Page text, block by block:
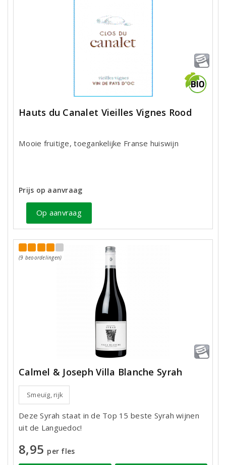
Hauts du Canalet Vieilles Vignes Rood
Mooie fruitige, toegankelijke Franse huiswijn
Prijs op aanvraag
Op aanvraag
(9 beoordelingen)
Calmel & Joseph Villa Blanche Syrah
Smeuïg, rijk
Deze Syrah staat in de Top 15 beste Syrah wijnen
uit de Languedoc!
8,95 per fles